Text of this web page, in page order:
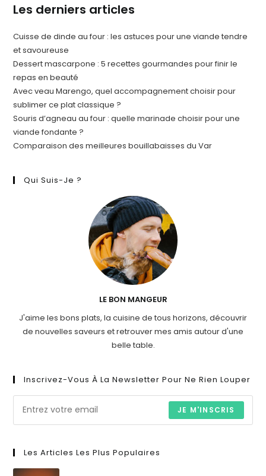
Les derniers articles
Cuisse de dinde au four : les astuces pour une viande tendre
et savoureuse
Dessert mascarpone : 5 recettes gourmandes pour finir le
repas en beauté
Avec veau Marengo, quel accompagnement choisir pour
sublimer ce plat classique ?
Souris d’agneau au four : quelle marinade choisir pour une
viande fondante ?
Comparaison des meilleures bouillabaisses du Var
Qui Suis-Je ?
LE BON MANGEUR
J'aime les bons plats, la cuisine de tous horizons, découvrir
de nouvelles saveurs et retrouver mes amis autour d'une
belle table.
Inscrivez-Vous À La Newsletter Pour Ne Rien Louper
JE M'INSCRIS
Les Articles Les Plus Populaires